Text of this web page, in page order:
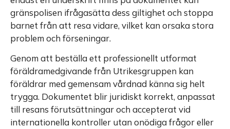
gränspolisen ifrågasätta dess giltighet och stoppa
barnet från att resa vidare, vilket kan orsaka stora
problem och förseningar.
Genom att beställa ett professionellt utformat
föräldramedgivande från Utrikesgruppen kan
föräldrar med gemensam vårdnad känna sig helt
trygga. Dokumentet blir juridiskt korrekt, anpassat
till resans förutsättningar och accepterat vid
internationella kontroller utan onödiga frågor eller